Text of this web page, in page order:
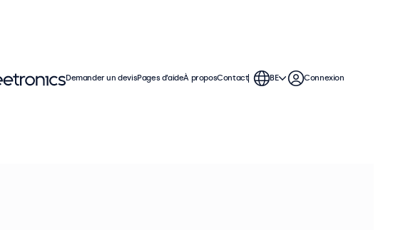
intensive et continue dans des environnements
renforcé et d'un châssis métallique robuste avec
Demander un devisPages d’aideÀ proposContact BE Connexion